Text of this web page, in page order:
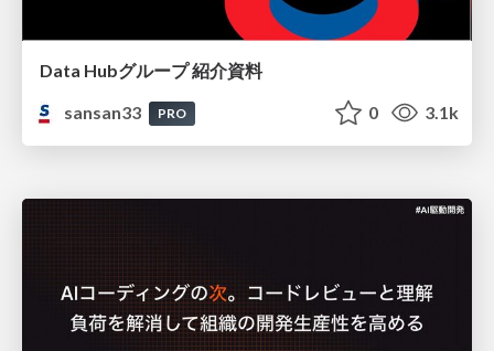
Data Hubグループ 紹介資料
sansan33
PRO 0 3.1k